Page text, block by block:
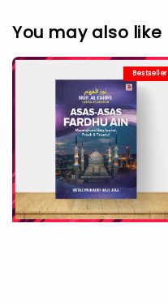
You may also like
Bestseller